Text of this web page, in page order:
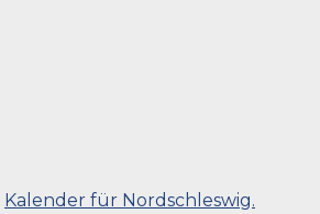
Kalender für Nordschleswig.